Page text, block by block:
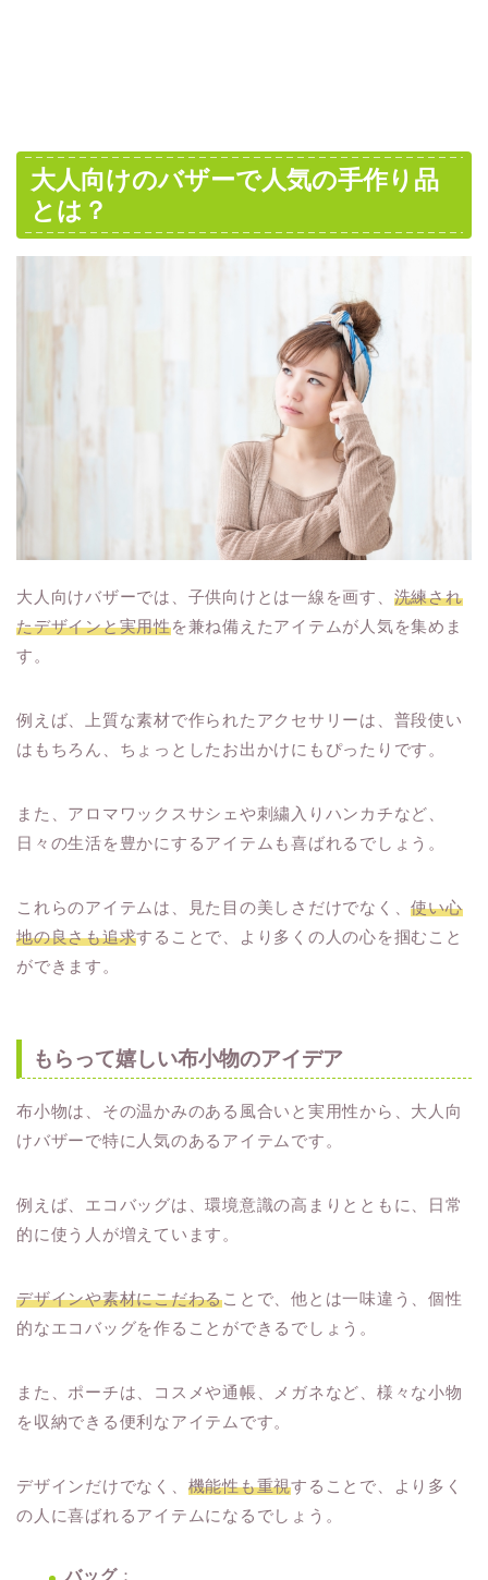
大人向けのバザーで人気の手作り品
とは？
大人向けバザーでは、子供向けとは一線を画す、 洗練され
たデザインと実用性を兼ね備えたアイテムが人気を集めま
す。
例えば、上質な素材で作られたアクセサリーは、普段使い
はもちろん、ちょっとしたお出かけにもぴったりです。
また、アロマワックスサシェや刺繍入りハンカチなど、
日々の生活を豊かにするアイテムも喜ばれるでしょう。
これらのアイテムは、見た目の美しさだけでなく、使い心
地の良さも追求することで、より多くの人の心を掴むこと
ができます。
もらって嬉しい布小物のアイデア
布小物は、その温かみのある風合いと実用性から、大人向
けバザーで特に人気のあるアイテムです。
例えば、エコバッグは、環境意識の高まりとともに、日常
的に使う人が増えています。
デザインや素材にこだわることで、他とは一味違う、個性
的なエコバッグを作ることができるでしょう。
また、ポーチは、コスメや通帳、メガネなど、様々な小物
を収納できる便利なアイテムです。
デザインだけでなく、 機能性も重視することで、より多く
の人に喜ばれるアイテムになるでしょう。
バッグ ：